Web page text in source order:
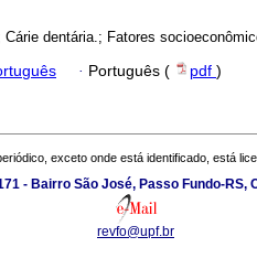
dentária.; Fatores
· Português ( pdf )
exceto onde está identificado, está
- Bairro São José, Passo Fundo-RS,
revfo@upf.br